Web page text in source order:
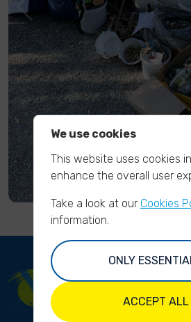
We use cookies
This website uses cookies
enhance the overall user
Take a look at our Cookies
information.
ONLY
ACCEPT ALL